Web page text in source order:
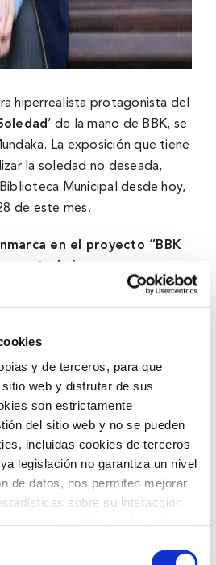
y de terceros, para que
web y disfrutar de sus
son estrictamente
del sitio web y no se pueden
incluidas cookies de terceros
legislación no garantiza un nivel
de datos, nos permiten mejorar
sobre su interacción
web con nuestros partners de
hiperrealista protagonista del
’ de la mano de BBK, se
La exposición que tiene
la soledad no deseada,
Municipal desde hoy,
de este mes.
en el proyecto “BBK
Bizkaia en acciones que
de oportunidades, la
competitividad sostenible y
dure la exposición, los y las
disfrutar también de
El 12 de julio,
desde las 11:30 hasta la
propone recoger las
sensibilizar el problema de